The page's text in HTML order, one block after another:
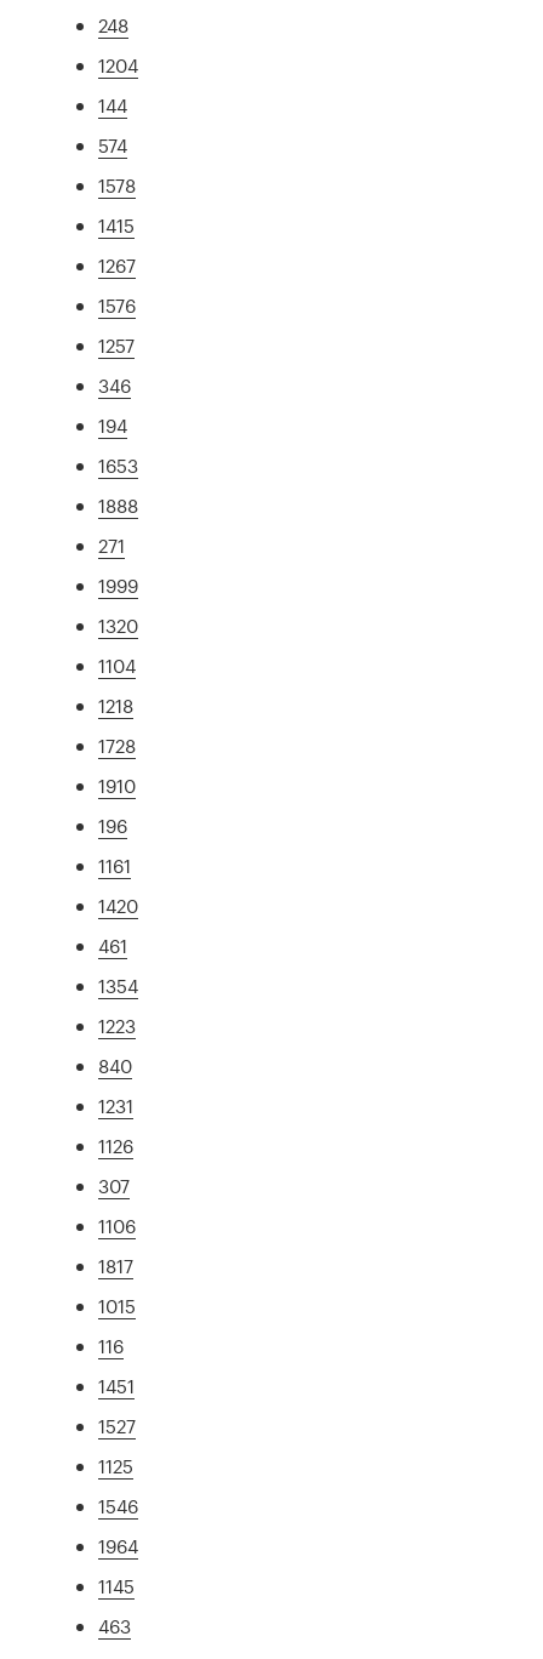
248
1204
144
574
1578
1415
1267
1576
1257
346
194
1653
1888
271
1999
1320
1104
1218
1728
1910
196
1161
1420
461
1354
1223
840
1231
1126
307
1106
1817
1015
116
1451
1527
1125
1546
1964
1145
463